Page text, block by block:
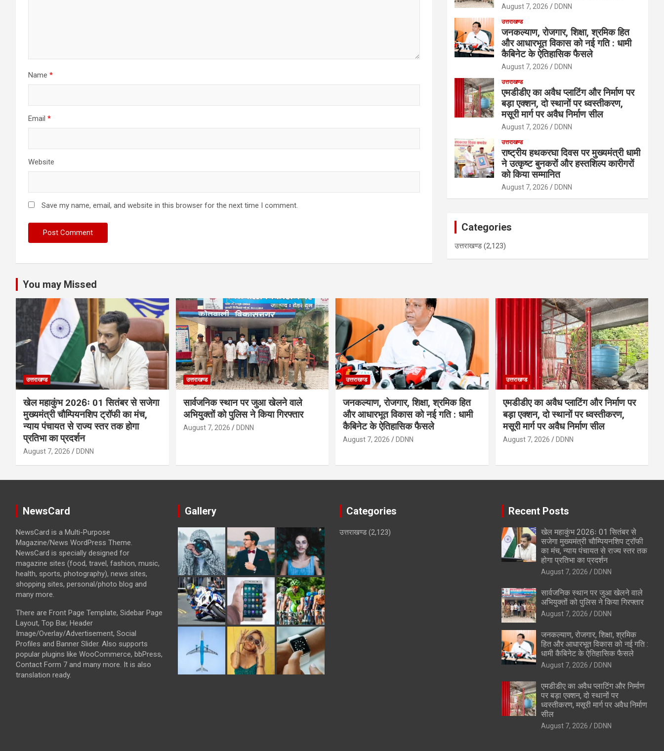
Name *
Email *
Website
Save my name, email, and website in this browser for the next time I comment.
August 7, 2026 DDNN
उत्तराखण्ड
जनकल्याण, रोजगार, शिक्षा, श्रमिक हित
और आधारभूत विकास को नई गति : धामी
कैबिनेट के ऐतिहासिक फैसले
August 7, 2026 DDNN
उत्तराखण्ड
एमडीडीए का अवैध प्लाटिंग और निर्माण पर
बड़ा एक्शन, दो स्थानों पर ध्वस्तीकरण,
मसूरी मार्ग पर अवैध निर्माण सील
August 7, 2026 DDNN
उत्तराखण्ड
राष्ट्रीय हथकरघा दिवस पर मुख्यमंत्री धामी
ने उत्कृष्ट बुनकरों और हस्तशिल्प कारीगरों
को किया सम्मानित
August 7, 2026 DDNN
Categories
उत्तराखण्ड(2,123)
You may Missed
उत्तराखण्ड
खेल महाकुंभ 2026ः 01 सितंबर से सजेगा
मुख्यमंत्री चौम्पियनशिप ट्रॉफी का मंच,
न्याय पंचायत से राज्य स्तर तक होगा
प्रतिभा का प्रदर्शन
August 7, 2026 DDNN
उत्तराखण्ड
सार्वजनिक स्थान पर जुआ खेलने वाले
अभियुक्तों को पुलिस ने किया गिरफ्तार
August 7, 2026 DDNN
उत्तराखण्ड
जनकल्याण, रोजगार, शिक्षा, श्रमिक हित
और आधारभूत विकास को नई गति : धामी
कैबिनेट के ऐतिहासिक फैसले
August 7, 2026 DDNN
उत्तराखण्ड
एमडीडीए का अवैध प्लाटिंग और निर्माण पर
बड़ा एक्शन, दो स्थानों पर ध्वस्तीकरण,
मसूरी मार्ग पर अवैध निर्माण सील
August 7, 2026 DDNN
NewsCard
NewsCard is a Multi-Purpose
Magazine/News WordPress Theme.
NewsCard is specially designed for
magazine sites (food, travel, fashion, music,
health, sports, photography), news sites,
shopping sites, personal/photo blog and
many more.
There are Front Page Template, Sidebar Page
Layout, Top Bar, Header
Image/Overlay/Advertisement, Social
Profiles and Banner Slider. Also supports
popular plugins like WooCommerce, bbPress,
Contact Form 7 and many more. It is also
translation ready.
Gallery Categories
उत्तराखण्ड(2,123)
Recent Posts
खेल महाकुंभ 2026ः 01 सितंबर से
सजेगा मुख्यमंत्री चौम्पियनशिप ट्रॉफी
का मंच, न्याय पंचायत से राज्य स्तर तक
होगा प्रतिभा का प्रदर्शन
August 7, 2026 DDNN
सार्वजनिक स्थान पर जुआ खेलने वाले
अभियुक्तों को पुलिस ने किया गिरफ्तार
August 7, 2026 DDNN
जनकल्याण, रोजगार, शिक्षा, श्रमिक
हित और आधारभूत विकास को नई गति :
धामी कैबिनेट के ऐतिहासिक फैसले
August 7, 2026 DDNN
एमडीडीए का अवैध प्लाटिंग और निर्माण
पर बड़ा एक्शन, दो स्थानों पर
ध्वस्तीकरण, मसूरी मार्ग पर अवैध निर्माण
सील
August 7, 2026 DDNN